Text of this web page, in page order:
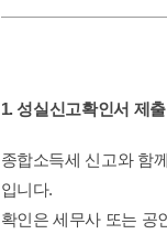
1. 성실신고확인서 제출
종합소득세 신고와 함
입니다.
확인은 세무사 또는 공